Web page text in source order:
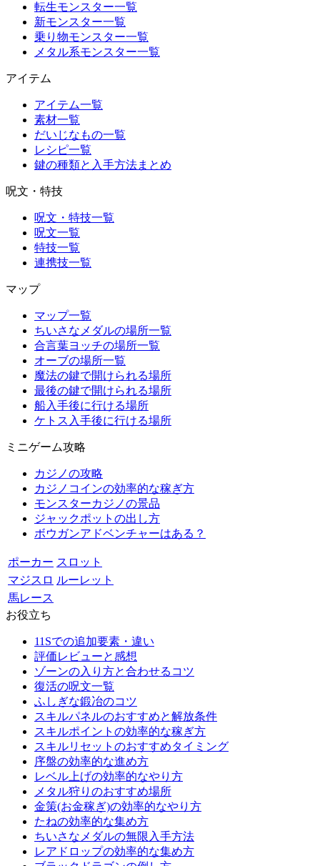
転生モンスター一覧
新モンスター一覧
乗り物モンスター一覧
メタル系モンスター一覧
アイテム
アイテム一覧
素材一覧
だいじなもの一覧
レシピ一覧
鍵の種類と入手方法まとめ
呪文・特技
呪文・特技一覧
呪文一覧
特技一覧
連携技一覧
マップ
マップ一覧
ちいさなメダルの場所一覧
合言葉ヨッチの場所一覧
オーブの場所一覧
魔法の鍵で開けられる場所
最後の鍵で開けられる場所
船入手後に行ける場所
ケトス入手後に行ける場所
ミニゲーム攻略
カジノの攻略
カジノコインの効率的な稼ぎ方
モンスターカジノの景品
ジャックポットの出し方
ボウガンアドベンチャーはある？
ポーカー スロット
マジスロ ルーレット
馬レース
お役立ち
11Sでの追加要素・違い
評価レビューと感想
ゾーンの入り方と合わせるコツ
復活の呪文一覧
ふしぎな鍛冶のコツ
スキルパネルのおすすめと解放条件
スキルポイントの効率的な稼ぎ方
スキルリセットのおすすめタイミング
序盤の効率的な進め方
レベル上げの効率的なやり方
メタル狩りのおすすめ場所
金策(お金稼ぎ)の効率的なやり方
たねの効率的な集め方
ちいさなメダルの無限入手方法
レアドロップの効率的な集め方